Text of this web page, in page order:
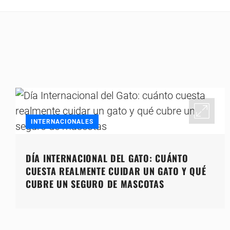
INTERNACIONALES
DÍA INTERNACIONAL DEL GATO: CUÁNTO
CUESTA REALMENTE CUIDAR UN GATO Y QUÉ
CUBRE UN SEGURO DE MASCOTAS